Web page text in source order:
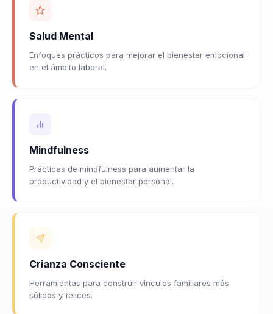
Salud Mental
Enfoques prácticos para mejorar el bienestar emocional
en el ámbito laboral.
Mindfulness
Prácticas de mindfulness para aumentar la
productividad y el bienestar personal.
Crianza Consciente
Herramientas para construir vínculos familiares más
sólidos y felices.